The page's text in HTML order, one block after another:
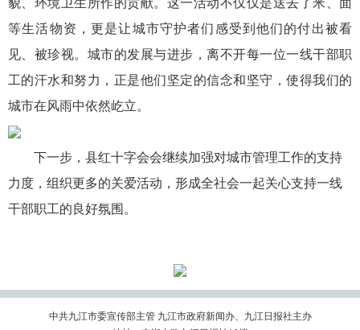
等生活物资，更是让城市守护者们感受到他们的付出被看
见、被珍视。城市的发展与进步，离不开每一位一线干部职
工的汗水和努力，正是他们坚定的信念和坚守，使得我们的
城市在风雨中依然屹立。
下一步，县红十字会会继续加强对城市管理工作的支持
力度，组织更多的关爱活动，形成全社会一起关心支持一线
干部职工的良好氛围。
中共九江市委宣传部主管 九江市政府新闻办、九江日报社主办